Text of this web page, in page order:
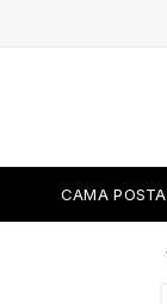
CAMA POSTA